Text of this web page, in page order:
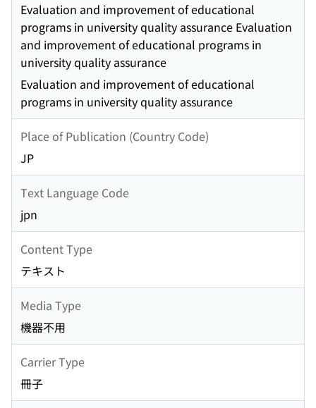
Evaluation and improvement of educational
programs in university quality assurance Evaluation
and improvement of educational programs in
university quality assurance
Evaluation and improvement of educational
programs in university quality assurance
Place of Publication (Country Code)
JP
Text Language Code
jpn
Content Type
テキスト
Media Type
機器不用
Carrier Type
冊子